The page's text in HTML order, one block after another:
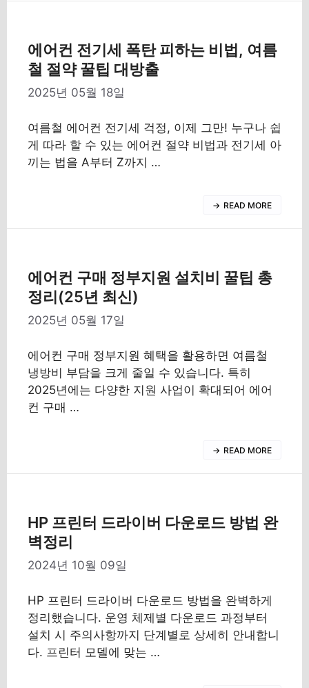
에어컨 전기세 폭탄 피하는 비법, 여름
철 절약 꿀팁 대방출
2025년 05월 18일
여름철 에어컨 전기세 걱정, 이제 그만! 누구나 쉽
게 따라 할 수 있는 에어컨 절약 비법과 전기세 아
끼는 법을 A부터 Z까지 …
READ MORE
에어컨 구매 정부지원 설치비 꿀팁 총
정리(25년 최신)
2025년 05월 17일
에어컨 구매 정부지원 혜택을 활용하면 여름철
냉방비 부담을 크게 줄일 수 있습니다. 특히
2025년에는 다양한 지원 사업이 확대되어 에어
컨 구매 …
READ MORE
HP 프린터 드라이버 다운로드 방법 완
벽정리
2024년 10월 09일
HP 프린터 드라이버 다운로드 방법을 완벽하게
정리했습니다. 운영 체제별 다운로드 과정부터
설치 시 주의사항까지 단계별로 상세히 안내합니
다. 프린터 모델에 맞는 …